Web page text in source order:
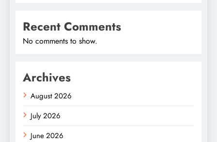
Recent Comments
No comments to show.
Archives
August 2026
July 2026
June 2026